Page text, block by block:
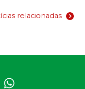
relacionadas